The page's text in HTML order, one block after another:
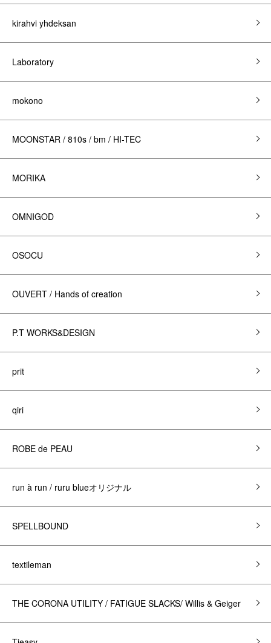
kirahvi yhdeksan
Laboratory
mokono
MOONSTAR / 810s / bm / HI-TEC
MORIKA
OMNIGOD
OSOCU
OUVERT / Hands of creation
P.T WORKS&DESIGN
prit
qiri
ROBE de PEAU
run à run / ruru blueオリジナル
SPELLBOUND
textileman
THE CORONA UTILITY / FATIGUE SLACKS/ Willis & Geiger